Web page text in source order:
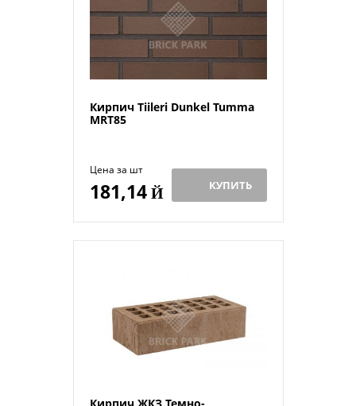
Кирпич Tiileri Dunkel Tumma
MRT85
Цена за шт
181,14Й КУПИТЬ